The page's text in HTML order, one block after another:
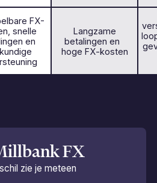
FX-
snelle
en
Langzame
betalingen en
hoge FX-kosten
FX
zie je meteen